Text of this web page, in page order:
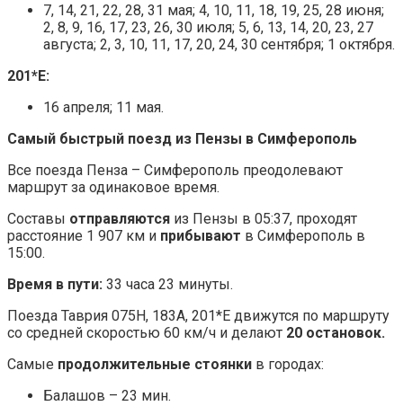
7, 14, 21, 22, 28, 31 мая; 4, 10, 11, 18, 19, 25, 28 июня;
2, 8, 9, 16, 17, 23, 26, 30 июля; 5, 6, 13, 14, 20, 23, 27
августа; 2, 3, 10, 11, 17, 20, 24, 30 сентября; 1 октября.
201*Е:
16 апреля; 11 мая.
Самый быстрый поезд из Пензы в Симферополь
Все поезда Пенза – Симферополь преодолевают
маршрут за одинаковое время.
Составы отправляются из Пензы в 05:37, проходят
расстояние 1 907 км и прибывают в Симферополь в
15:00.
Время в пути: 33 часа 23 минуты.
Поезда Таврия 075Н, 183А, 201*Е движутся по маршруту
со средней скоростью 60 км/ч и делают 20 остановок.
Самые продолжительные стоянки в городах:
Балашов – 23 мин.